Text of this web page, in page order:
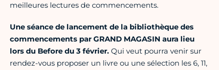
meilleures lectures de commencements.
Une séance de lancement de la bibliothèque des
commencements par GRAND MAGASIN aura lieu
lors du Before du 3 février. Qui veut pourra venir sur
rendez-vous proposer un livre ou une sélection les 6, 11,